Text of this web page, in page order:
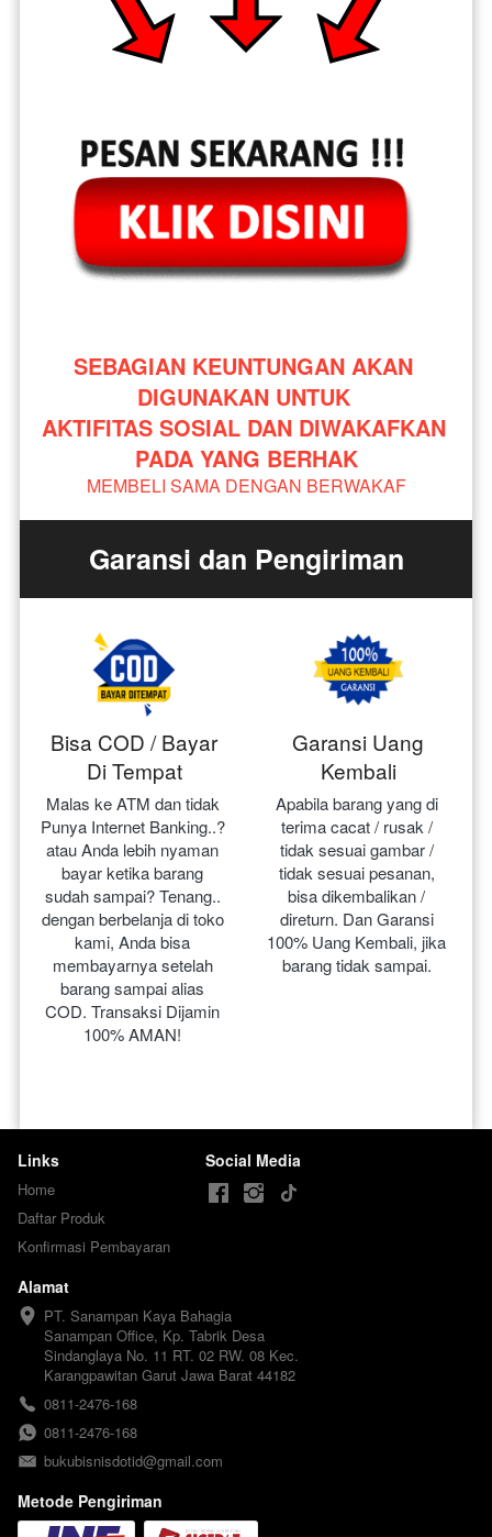
SEBAGIAN KEUNTUNGAN AKAN
DIGUNAKAN UNTUK
AKTIFITAS SOSIAL DAN DIWAKAFKAN
PADA YANG BERHAK
MEMBELI SAMA DENGAN BERWAKAF
Garansi dan Pengiriman
Bisa COD / Bayar
Di Tempat
Malas ke ATM dan tidak
Punya Internet Banking..?
atau Anda lebih nyaman
bayar ketika barang
sudah sampai? Tenang..
dengan berbelanja di toko
kami, Anda bisa
membayarnya setelah
barang sampai alias
COD. Transaksi Dijamin
100% AMAN!
Garansi Uang
Kembali
Apabila barang yang di
terima cacat / rusak /
tidak sesuai gambar /
tidak sesuai pesanan,
bisa dikembalikan /
direturn. Dan Garansi
100% Uang Kembali, jika
barang tidak sampai.
Links
Home
Daftar Produk
Konfirmasi Pembayaran
Social Media
Alamat
PT. Sanampan Kaya Bahagia
Sanampan Office, Kp. Tabrik Desa
Sindanglaya No. 11 RT. 02 RW. 08 Kec.
Karangpawitan Garut Jawa Barat 44182
0811-2476-168
0811-2476-168
bukubisnisdotid@gmail.com
Metode Pengiriman